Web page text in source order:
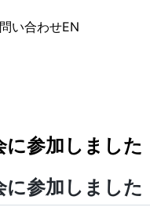
い合わせEN
に参加しました
に参加しました